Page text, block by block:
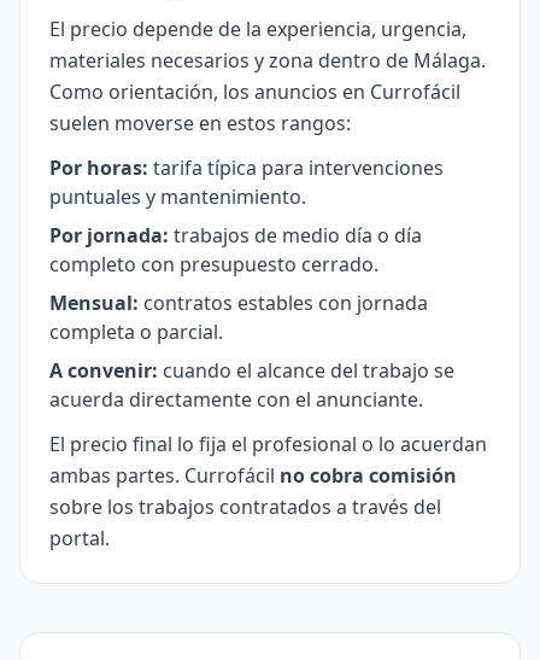
El precio depende de la experiencia, urgencia,
materiales necesarios y zona dentro de Málaga.
Como orientación, los anuncios en Currofácil
suelen moverse en estos rangos:
Por horas: tarifa típica para intervenciones
puntuales y mantenimiento.
Por jornada: trabajos de medio día o día
completo con presupuesto cerrado.
Mensual: contratos estables con jornada
completa o parcial.
A convenir: cuando el alcance del trabajo se
acuerda directamente con el anunciante.
El precio final lo fija el profesional o lo acuerdan
ambas partes. Currofácil no cobra comisión
sobre los trabajos contratados a través del
portal.